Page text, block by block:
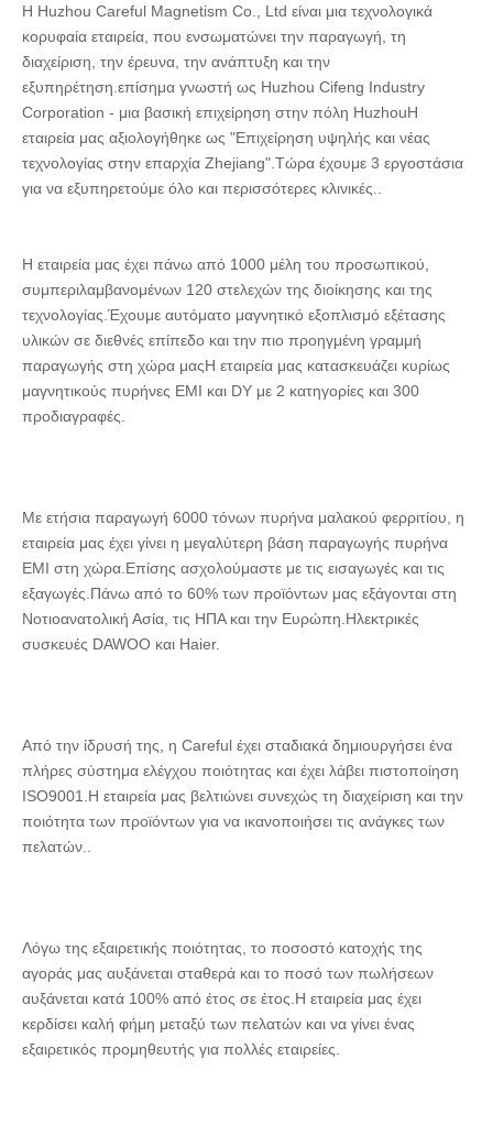
Η Huzhou Careful Magnetism Co., Ltd είναι μια τεχνολογικά
κορυφαία εταιρεία, που ενσωματώνει την παραγωγή, τη
διαχείριση, την έρευνα, την ανάπτυξη και την
εξυπηρέτηση.επίσημα γνωστή ως Huzhou Cifeng Industry
Corporation - μια βασική επιχείρηση στην πόλη HuzhouΗ
εταιρεία μας αξιολογήθηκε ως "Επιχείρηση υψηλής και νέας
τεχνολογίας στην επαρχία Zhejiang".Τώρα έχουμε 3 εργοστάσια
για να εξυπηρετούμε όλο και περισσότερες κλινικές..
Η εταιρεία μας έχει πάνω από 1000 μέλη του προσωπικού,
συμπεριλαμβανομένων 120 στελεχών της διοίκησης και της
τεχνολογίας.Έχουμε αυτόματο μαγνητικό εξοπλισμό εξέτασης
υλικών σε διεθνές επίπεδο και την πιο προηγμένη γραμμή
παραγωγής στη χώρα μαςΗ εταιρεία μας κατασκευάζει κυρίως
μαγνητικούς πυρήνες EMI και DY με 2 κατηγορίες και 300
προδιαγραφές.
Με ετήσια παραγωγή 6000 τόνων πυρήνα μαλακού φερριτίου, η
εταιρεία μας έχει γίνει η μεγαλύτερη βάση παραγωγής πυρήνα
EMI στη χώρα.Επίσης ασχολούμαστε με τις εισαγωγές και τις
εξαγωγές.Πάνω από το 60% των προϊόντων μας εξάγονται στη
Νοτιοανατολική Ασία, τις ΗΠΑ και την Ευρώπη.Ηλεκτρικές
συσκευές DAWOO και Haier.
Από την ίδρυσή της, η Careful έχει σταδιακά δημιουργήσει ένα
πλήρες σύστημα ελέγχου ποιότητας και έχει λάβει πιστοποίηση
ISO9001.Η εταιρεία μας βελτιώνει συνεχώς τη διαχείριση και την
ποιότητα των προϊόντων για να ικανοποιήσει τις ανάγκες των
πελατών..
Λόγω της εξαιρετικής ποιότητας, το ποσοστό κατοχής της
αγοράς μας αυξάνεται σταθερά και το ποσό των πωλήσεων
αυξάνεται κατά 100% από έτος σε έτος.Η εταιρεία μας έχει
κερδίσει καλή φήμη μεταξύ των πελατών και να γίνει ένας
εξαιρετικός προμηθευτής για πολλές εταιρείες.